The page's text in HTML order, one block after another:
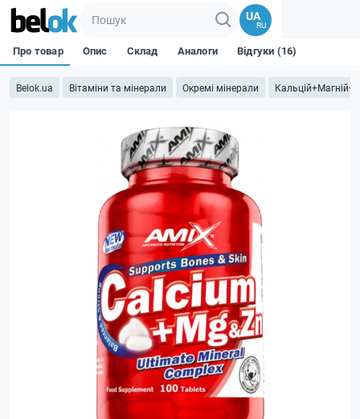
UA
RU
Belok.ua Вітаміни та мінерали Окремі мінерали
Про товар Опис Склад Аналоги Відгуки (16)